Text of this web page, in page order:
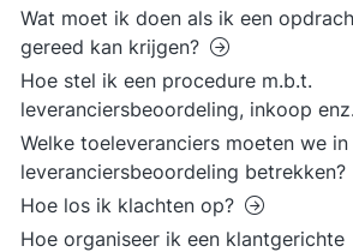
Wat moet ik doen als ik een
gereed kan krijgen?
Hoe stel ik een procedure m.b.t.
leveranciersbeoordeling, inkoop
Welke toeleveranciers moeten we in
leveranciersbeoordeling betrekken?
Hoe los ik klachten op?
Hoe organiseer ik een klantgerichte